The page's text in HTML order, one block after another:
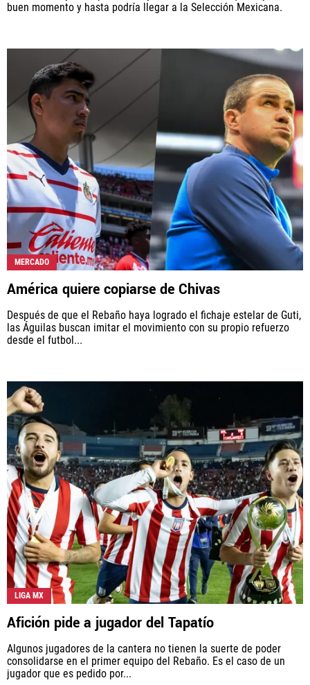
buen momento y hasta podría llegar a la Selección Mexicana.
MERCADO
América quiere copiarse de Chivas
Después de que el Rebaño haya logrado el fichaje estelar de Guti,
las Águilas buscan imitar el movimiento con su propio refuerzo
desde el futbol...
LIGA MX
Afición pide a jugador del Tapatío
Algunos jugadores de la cantera no tienen la suerte de poder
consolidarse en el primer equipo del Rebaño. Es el caso de un
jugador que es pedido por...